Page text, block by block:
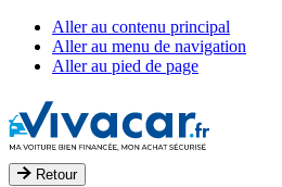
Aller au contenu principal
Aller au menu de navigation
Aller au pied de page
Retour